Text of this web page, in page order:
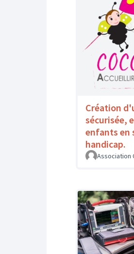
Création
sécurisée,
enfants en
handicap.
Association